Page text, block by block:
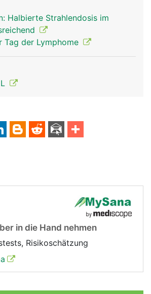
Halbierte Strahlendosis im
Tag der Lymphome
in die Hand nehmen
Risikoschätzung